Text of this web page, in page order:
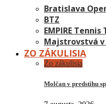
Bratislava
BTZ
EMPIRE Tennis
Majstrovstvá
ZO ZÁKULISIA
Zo zákulisia
Molčan v predstihu